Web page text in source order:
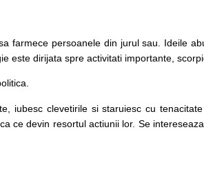
farmece persoanele din jurul sau. Ideile
este dirijata spre activitati importante,
iubesc clevetirile si staruiesc cu
ce devin resortul actiunii lor. Se